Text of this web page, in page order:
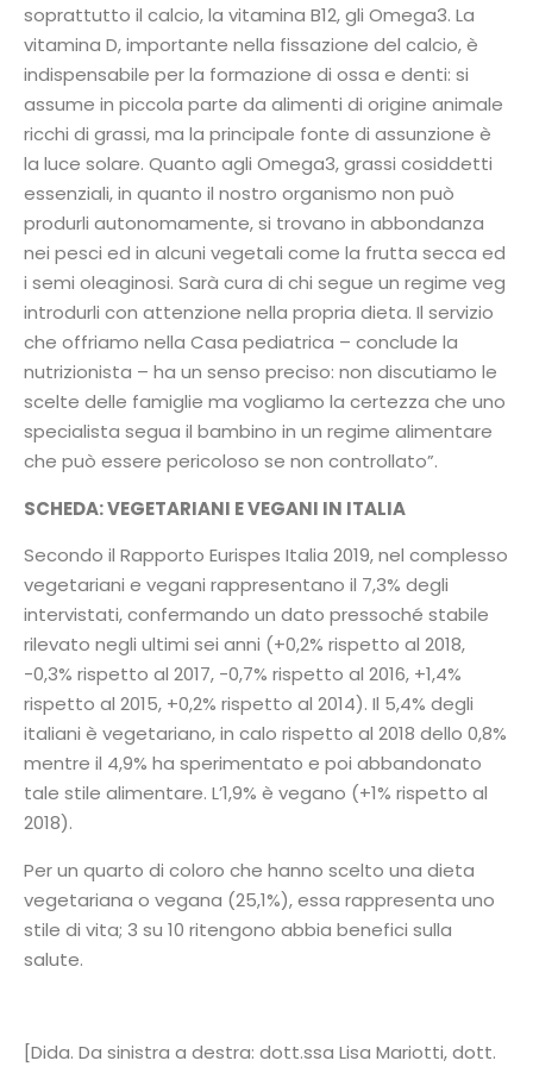
soprattutto il calcio, la vitamina B12, gli Omega3. La
vitamina D, importante nella fissazione del calcio, è
indispensabile per la formazione di ossa e denti: si
assume in piccola parte da alimenti di origine animale
ricchi di grassi, ma la principale fonte di assunzione è
la luce solare. Quanto agli Omega3, grassi cosiddetti
essenziali, in quanto il nostro organismo non può
produrli autonomamente, si trovano in abbondanza
nei pesci ed in alcuni vegetali come la frutta secca ed
i semi oleaginosi. Sarà cura di chi segue un regime veg
introdurli con attenzione nella propria dieta. Il servizio
che offriamo nella Casa pediatrica – conclude la
nutrizionista – ha un senso preciso: non discutiamo le
scelte delle famiglie ma vogliamo la certezza che uno
specialista segua il bambino in un regime alimentare
che può essere pericoloso se non controllato”.
SCHEDA: VEGETARIANI E VEGANI IN ITALIA
Secondo il Rapporto Eurispes Italia 2019, nel complesso
vegetariani e vegani rappresentano il 7,3% degli
intervistati, confermando un dato pressoché stabile
rilevato negli ultimi sei anni (+0,2% rispetto al 2018,
-0,3% rispetto al 2017, -0,7% rispetto al 2016, +1,4%
rispetto al 2015, +0,2% rispetto al 2014). Il 5,4% degli
italiani è vegetariano, in calo rispetto al 2018 dello 0,8%
mentre il 4,9% ha sperimentato e poi abbandonato
tale stile alimentare. L’1,9% è vegano (+1% rispetto al
2018).
Per un quarto di coloro che hanno scelto una dieta
vegetariana o vegana (25,1%), essa rappresenta uno
stile di vita; 3 su 10 ritengono abbia benefici sulla
salute.
[Dida. Da sinistra a destra: dott.ssa Lisa Mariotti, dott.